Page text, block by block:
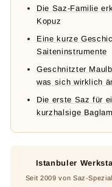
Die Saz-Familie
Kopuz
Eine kurze
Saiteninstrumente
Geschnitzter
was sich wirklich
Die erste Saz für
kurzhalsige
Istanbuler
Seit 2009 von Saz-